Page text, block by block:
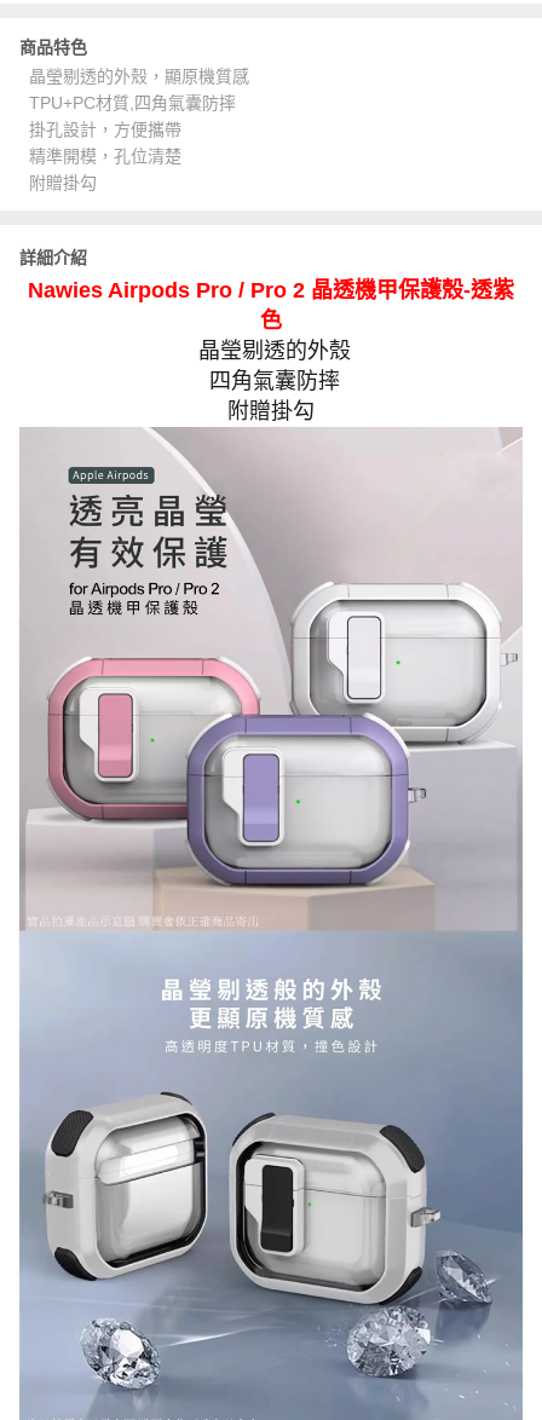
商品特色
晶瑩剔透的外殼，顯原機質感
TPU+PC材質,四角氣囊防摔
掛孔設計，方便攜帶
精準開模，孔位清楚
附贈掛勾
詳細介紹
Nawies Airpods Pro / Pro 2 晶透機甲保護殼-透紫
色
晶瑩剔透的外殼
四角氣囊防摔
附贈掛勾